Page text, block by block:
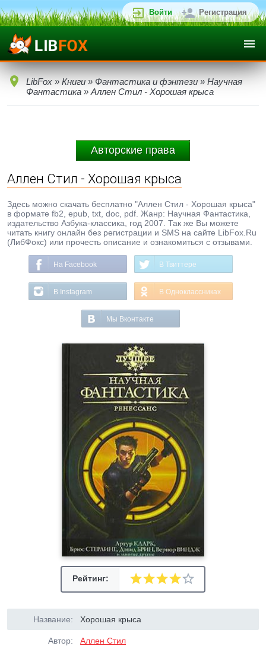
Войти Регистрация
LibFox » Книги » Фантастика и фэнтези » Научная
Фантастика » Аллен Стил - Хорошая крыса
Авторские права
Аллен Стил - Хорошая крыса
Здесь можно скачать бесплатно "Аллен Стил - Хорошая крыса"
в формате fb2, epub, txt, doc, pdf. Жанр: Научная Фантастика,
издательство Азбука-классика, год 2007. Так же Вы можете
читать книгу онлайн без регистрации и SMS на сайте LibFox.Ru
(ЛибФокс) или прочесть описание и ознакомиться с отзывами.
На Facebook В Твиттере
В Instagram В Одноклассниках
Мы Вконтакте
Рейтинг:
Название: Хорошая крыса
Автор: Аллен Стил